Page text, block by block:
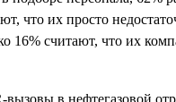
что их просто
16% считают, что их